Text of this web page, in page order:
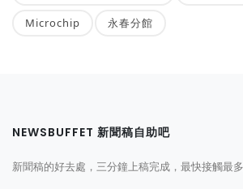
Microchip 永春分館
NEWSBUFFET 新聞稿自助吧
新聞稿的好去處，三分鐘上稿完成，最快接觸最